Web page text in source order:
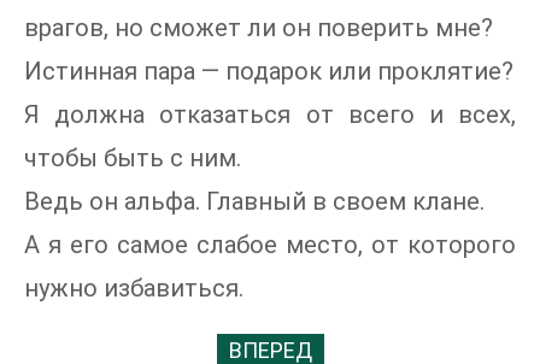
врагов, но сможет ли он поверить мне?
Истинная пара — подарок или проклятие?
Я должна отказаться от всего и всех,
чтобы быть с ним.
Ведь он альфа. Главный в своем клане.
А я его самое слабое место, от которого
нужно избавиться.
ВПЕРЕД